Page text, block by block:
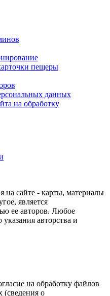
пещеры
данных
на обработку
на сайте - карты, материалы
является
ее авторов. Любое
указания авторства и
на обработку файлов
(сведения о